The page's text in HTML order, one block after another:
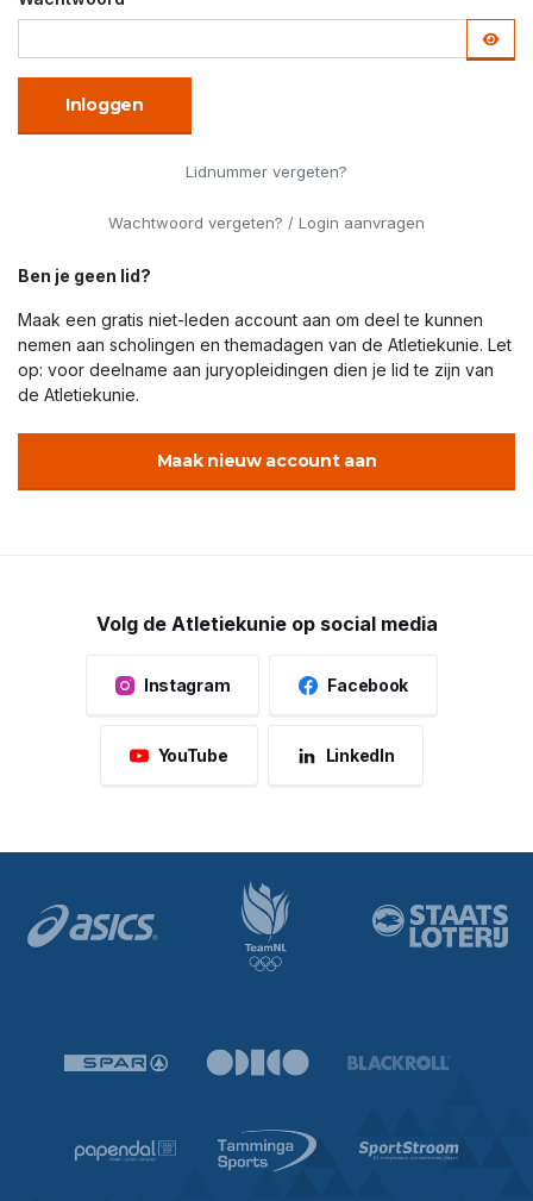
Inloggen
Lidnummer vergeten?
Wachtwoord vergeten? / Login aanvragen
Ben je geen lid?
Maak een gratis niet-leden account aan om deel te kunnen
nemen aan scholingen en themadagen van de Atletiekunie. Let
op: voor deelname aan juryopleidingen dien je lid te zijn van
de Atletiekunie.
Maak nieuw account aan
Volg de Atletiekunie op social media
Instagram Facebook
YouTube LinkedIn